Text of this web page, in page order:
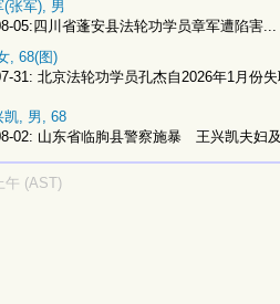
(张军), 男
05:四川省蓬安县法轮功学员章军遭陷害...
, 68(图)
31: 北京法轮功学员孔杰自2026年1月份
凯, 男, 68
02: 山东省临朐县警察施暴 王兴凯夫妇
午 (AST)